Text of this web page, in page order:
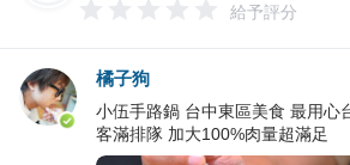
給予評分
橘子狗
小伍手路鍋 台中東區美食 最用心
客滿排隊 加大100%肉量超滿足